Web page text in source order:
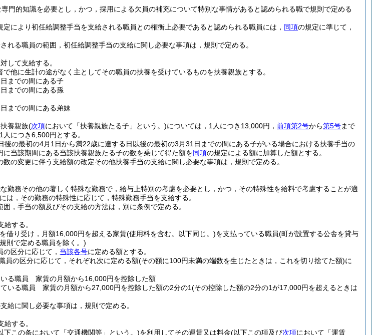
門的知識を必要とし，かつ，採用による欠員の補充について特別な事情があると認められる職で規則で定める
定により初任給調整手当を支給される職員との権衡上必要であると認められる職員には， 同項の規定に準じて，
れる職員の範囲，初任給調整手当の支給に関し必要な事項は，規則で定める。
して支給する。
他に生計の途がなく主としてその職員の扶養を受けているものを扶養親族とする。
までの間にある子
までの間にある孫
までの間にある弟妹
養親族(次項において「扶養親族たる子」という。)については，1人につき13,000円， 前項第2号から第5号まで
につき6,500円とする。
後の最初の4月1日から満22歳に達する日以後の最初の3月31日までの間にある子がいる場合における扶養手当の
当該期間にある当該扶養親族たる子の数を乗じて得た額を同項の規定による額に加算した額とする。
の変更に伴う支給額の改定その他扶養手当の支給に関し必要な事項は，規則で定める。
勤務その他の著しく特殊な勤務で，給与上特別の考慮を必要とし，かつ，その特殊性を給料で考慮することが適
は，その勤務の特殊性に応じて，特殊勤務手当を支給する。
，手当の額及びその支給の方法は，別に条例で定める。
する。
を借り受け，月額16,000円を超える家賃(使用料を含む。以下同じ。)を支払っている職員(町が設置する公舎を貸与
則で定める職員を除く。)
の区分に応じて， 当該各号に定める額とする。
の区分に応じて，それぞれ次に定める額(その額に100円未満の端数を生じたときは，これを切り捨てた額)に
る職員 家賃の月額から16,000円を控除した額
いる職員 家賃の月額から27,000円を控除した額の2分の1(その控除した額の2分の1が17,000円を超えるときは
給に関し必要な事項は，規則で定める。
する。
下この条において「交通機関等」という。)を利用してその運賃又は料金(以下この項及び次項において「運賃